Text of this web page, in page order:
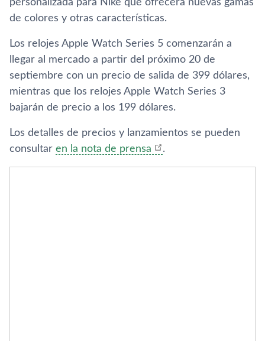
personalizada para Nike que ofrecerá nuevas gamas
de colores y otras características.
Los relojes Apple Watch Series 5 comenzarán a
llegar al mercado a partir del próximo 20 de
septiembre con un precio de salida de 399 dólares,
mientras que los relojes Apple Watch Series 3
bajarán de precio a los 199 dólares.
Los detalles de precios y lanzamientos se pueden
consultar en la nota de prensa .